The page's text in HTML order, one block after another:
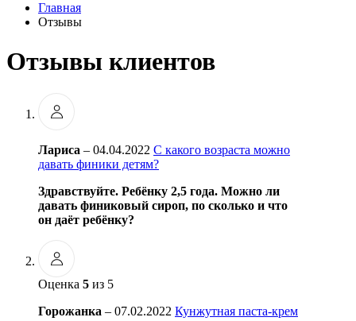
Главная
Отзывы
Отзывы клиентов
Лариса – 04.04.2022 С какого возраста можно
давать финики детям?
Здравствуйте. Ребёнку 2,5 года. Можно ли
давать финиковый сироп, по сколько и что
он даёт ребёнку?
Оценка 5 из 5
Горожанка – 07.02.2022 Кунжутная паста-крем